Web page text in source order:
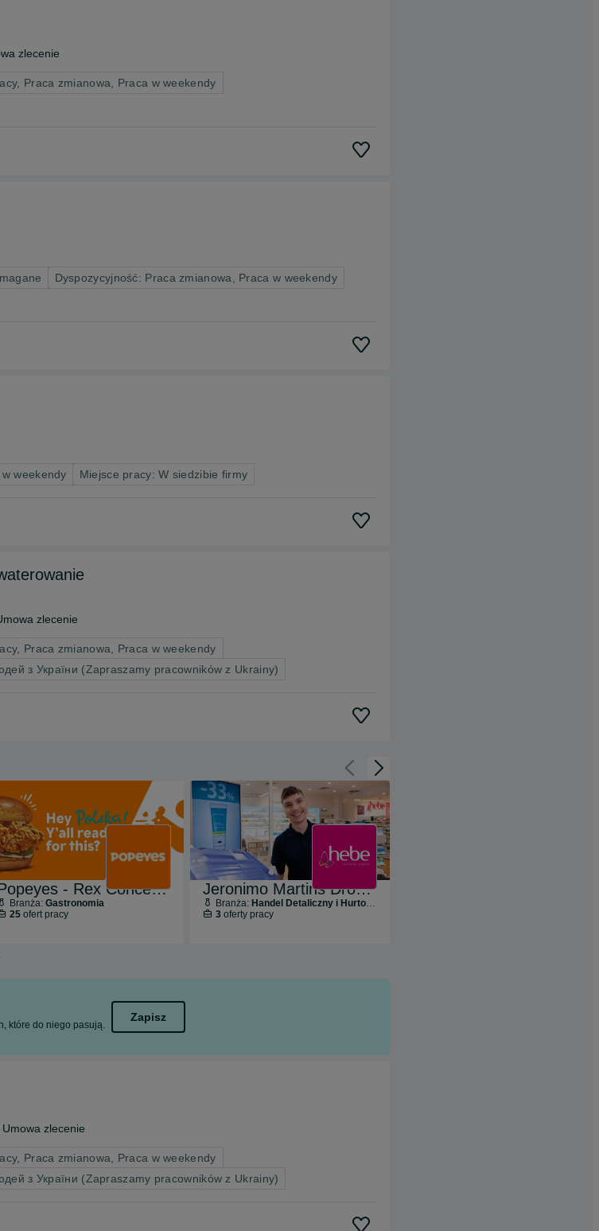
zlecenie
Praca zmianowa, Praca w weekendy
Dyspozycyjność: Praca zmianowa, Praca w weekendy
weekendy Miejsce pracy: W siedzibie firmy
zlecenie
Praca zmianowa, Praca w weekendy
з України (Zapraszamy pracowników z Ukrainy)
Cofnij do slajdu 1 z 3
Przejdź do slajdu 2 z 3
Popeyes - Rex Concepts PLK Poland S.A.
Branża: Gastronomia
25ofert pracy
Jeronimo Martins Drogerie i Farmacja
Branża: Handel Detaliczny i Hurtowy
3oferty pracy
do slajdu 1 z 3
do slajdu 2 z 3
do slajdu 3 z 3
które do niego pasują.
Zapisz
zlecenie
Praca zmianowa, Praca w weekendy
з України (Zapraszamy pracowników z Ukrainy)